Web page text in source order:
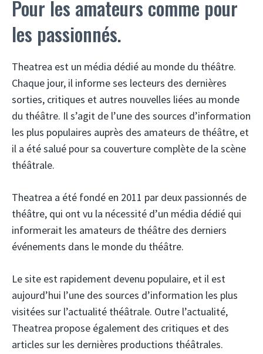
Pour les amateurs comme pour
les passionnés.
Theatrea est un média dédié au monde du théâtre.
Chaque jour, il informe ses lecteurs des dernières
sorties, critiques et autres nouvelles liées au monde
du théâtre. Il s’agit de l’une des sources d’information
les plus populaires auprès des amateurs de théâtre, et
il a été salué pour sa couverture complète de la scène
théâtrale.
Theatrea a été fondé en 2011 par deux passionnés de
théâtre, qui ont vu la nécessité d’un média dédié qui
informerait les amateurs de théâtre des derniers
événements dans le monde du théâtre.
Le site est rapidement devenu populaire, et il est
aujourd’hui l’une des sources d’information les plus
visitées sur l’actualité théâtrale. Outre l’actualité,
Theatrea propose également des critiques et des
articles sur les dernières productions théâtrales.